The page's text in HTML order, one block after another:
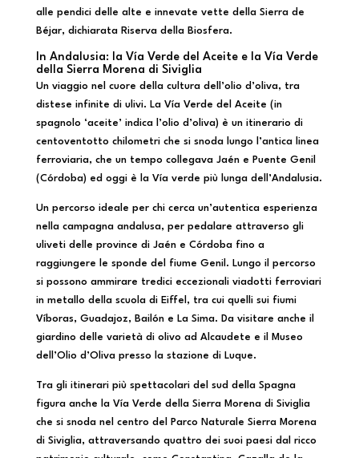
alle pendici delle alte e innevate vette della Sierra de
Béjar, dichiarata Riserva della Biosfera.
In Andalusia: la Vía Verde del Aceite e la Vía Verde
della Sierra Morena di Siviglia
Un viaggio nel cuore della cultura dell’olio d’oliva, tra
distese infinite di ulivi. La Vía Verde del Aceite (in
spagnolo ‘aceite’ indica l’olio d’oliva) è un itinerario di
centoventotto chilometri che si snoda lungo l’antica linea
ferroviaria, che un tempo collegava Jaén e Puente Genil
(Córdoba) ed oggi è la Vía verde più lunga dell’Andalusia.
Un percorso ideale per chi cerca un’autentica esperienza
nella campagna andalusa, per pedalare attraverso gli
uliveti delle province di Jaén e Córdoba fino a
raggiungere le sponde del fiume Genil. Lungo il percorso
si possono ammirare tredici eccezionali viadotti ferroviari
in metallo della scuola di Eiffel, tra cui quelli sui fiumi
Víboras, Guadajoz, Bailón e La Sima. Da visitare anche il
giardino delle varietà di olivo ad Alcaudete e il Museo
dell’Olio d’Oliva presso la stazione di Luque.
Tra gli itinerari più spettacolari del sud della Spagna
figura anche la Vía Verde della Sierra Morena di Siviglia
che si snoda nel centro del Parco Naturale Sierra Morena
di Siviglia, attraversando quattro dei suoi paesi dal ricco